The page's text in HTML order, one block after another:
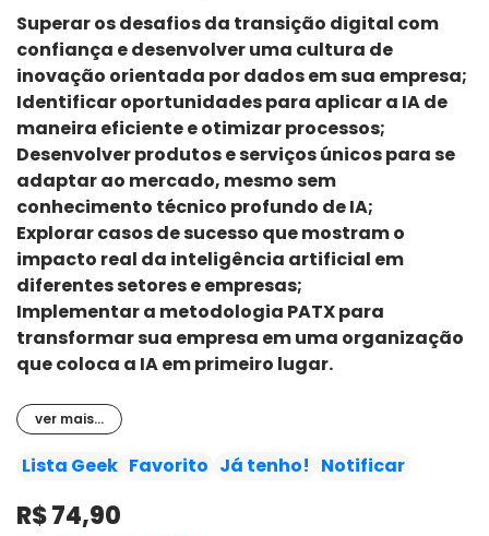
CENÁRIO!
Em IA para líderes: do conceito à realidade, Vinicius David
guia executivos e gestores para não apenas entender,
mas implementar a inteligência artificial de maneira
estratégica e em escala em suas organizações,
aumentando a produtividade, impulsionando a inovação
e preparando as empresas para os desafios do futuro.
Com este livro, você vai:
Superar os desafios da transição digital com
confiança e desenvolver uma cultura de
inovação orientada por dados em sua empresa;
Identificar oportunidades para aplicar a IA de
maneira eficiente e otimizar processos;
Desenvolver produtos e serviços únicos para se
adaptar ao mercado, mesmo sem
conhecimento técnico profundo de IA;
Explorar casos de sucesso que mostram o
impacto real da inteligência artificial em
diferentes setores e empresas;
Implementar a metodologia PATX para
transformar sua empresa em uma organização
que coloca a IA em primeiro lugar.
ver mais...
Lista Geek Favorito Já tenho! Notificar
R$ 74,90